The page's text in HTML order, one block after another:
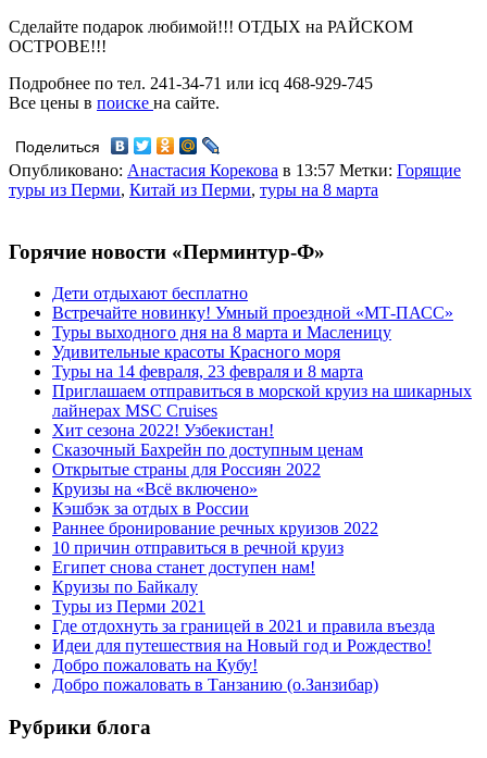
Сделайте подарок любимой!!! ОТДЫХ на РАЙСКОМ
ОСТРОВЕ!!!
Подробнее по тел. 241-34-71 или icq 468-929-745
Все цены в поиске на сайте.
Поделиться
Опубликовано: Анастасия Корекова в 13:57 Метки: Горящие
туры из Перми, Китай из Перми, туры на 8 марта
Горячие новости «Перминтур-Ф»
Дети отдыхают бесплатно
Встречайте новинку! Умный проездной «МТ-ПАСС»
Туры выходного дня на 8 марта и Масленицу
Удивительные красоты Красного моря
Туры на 14 февраля, 23 февраля и 8 марта
Приглашаем отправиться в морской круиз на шикарных
лайнерах MSC Cruises
Хит сезона 2022! Узбекистан!
Сказочный Бахрейн по доступным ценам
Открытые страны для Россиян 2022
Круизы на «Всё включено»
Кэшбэк за отдых в России
Раннее бронирование речных круизов 2022
10 причин отправиться в речной круиз
Египет снова станет доступен нам!
Круизы по Байкалу
Туры из Перми 2021
Где отдохнуть за границей в 2021 и правила въезда
Идеи для путешествия на Новый год и Рождество!
Добро пожаловать на Кубу!
Добро пожаловать в Танзанию (о.Занзибар)
Рубрики блога